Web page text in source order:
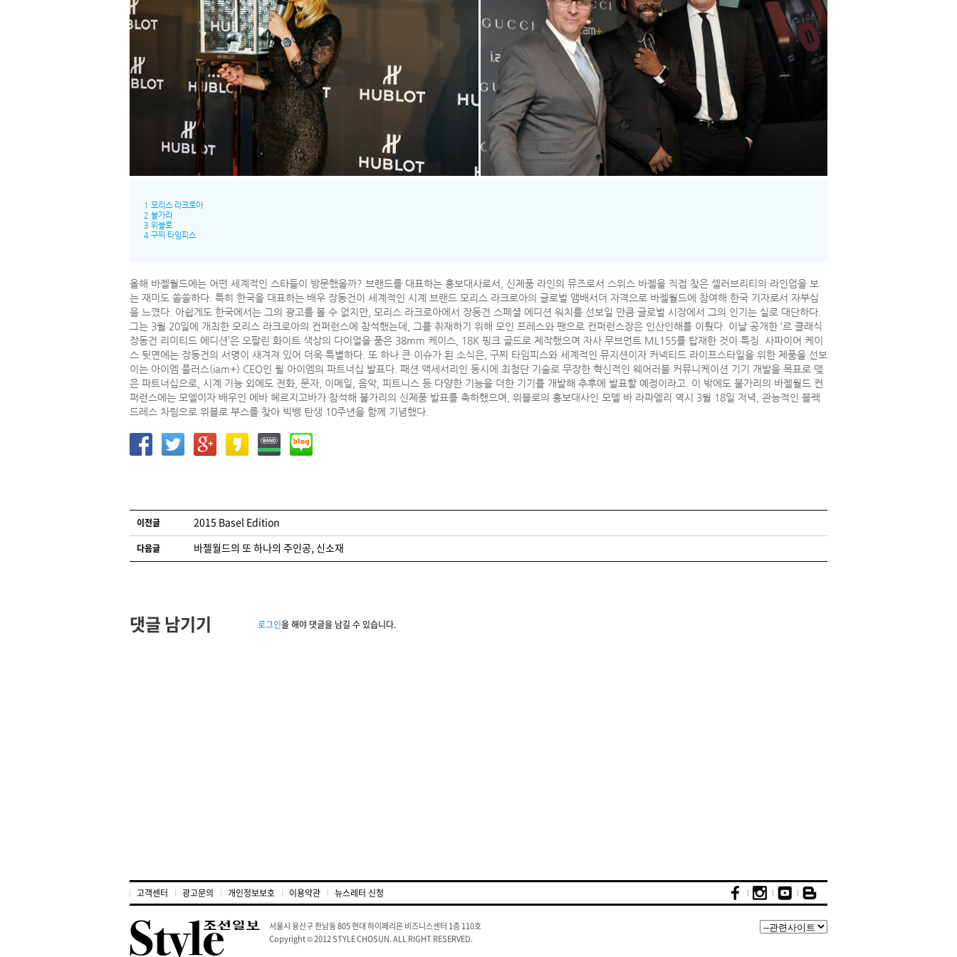
1 모리스 라크로아
2 불가리
3 위블로
4 구찌 타임피스
올해 바젤월드에는 어떤 세계적인 스타들이 방문했을까? 브랜드를 대표하는 홍보대사로서, 신제품 라인의 뮤즈로서 스위스 바젤을 직접 찾은 셀러브리티의 라인업을 보
는 재미도 쏠쏠하다. 특히 한국을 대표하는 배우 장동건이 세계적인 시계 브랜드 모리스 라크로아의 글로벌 앰배서더 자격으로 바젤월드에 참여해 한국 기자로서 자부심
을 느꼈다. 아쉽게도 한국에서는 그의 광고를 볼 수 없지만, 모리스 라크로아에서 장동건 스페셜 에디션 워치를 선보일 만큼 글로벌 시장에서 그의 인기는 실로 대단하다.
그는 3월 20일에 개최한 모리스 라크로아의 컨퍼런스에 참석했는데, 그를 취재하기 위해 모인 프레스와 팬으로 컨퍼런스장은 인산인해를 이뤘다. 이날 공개한 ‘르 클래식
장동건 리미티드 에디션’은 오팔린 화이트 색상의 다이얼을 품은 38mm 케이스, 18K 핑크 골드로 제작했으며 자사 무브먼트 ML155를 탑재한 것이 특징. 사파이어 케이
스 뒷면에는 장동건의 서명이 새겨져 있어 더욱 특별하다. 또 하나 큰 이슈가 된 소식은, 구찌 타임피스와 세계적인 뮤지션이자 커넥티드 라이프스타일을 위한 제품을 선보
이는 아이엠 플러스(iam+) CEO인 윌 아이엠의 파트너십 발표다. 패션 액세서리인 동시에 최첨단 기술로 무장한 혁신적인 웨어러블 커뮤니케이션 기기 개발을 목표로 맺
은 파트너십으로, 시계 기능 외에도 전화, 문자, 이메일, 음악, 피트니스 등 다양한 기능을 더한 기기를 개발해 추후에 발표할 예정이라고. 이 밖에도 불가리의 바젤월드 컨
퍼런스에는 모델이자 배우인 에바 헤르지고바가 참석해 불가리의 신제품 발표를 축하했으며, 위블로의 홍보대사인 모델 바 라파엘리 역시 3월 18일 저녁, 관능적인 블랙
드레스 차림으로 위블로 부스를 찾아 빅뱅 탄생 10주년을 함께 기념했다.
글 네비게이션
이전글 2015 Basel Edition
다음글 바젤월드의 또 하나의 주인공, 신소재
댓글 남기기 로그인을 해야 댓글을 남길 수 있습니다.
고객센터 광고문의 개인정보보호 이용약관 뉴스레터 신청
서울시 용산구 한남동 805 현대 하이페리온 비즈니스센터 1층 110호
Copyright © 2012 STYLE CHOSUN. ALL RIGHT RESERVED.